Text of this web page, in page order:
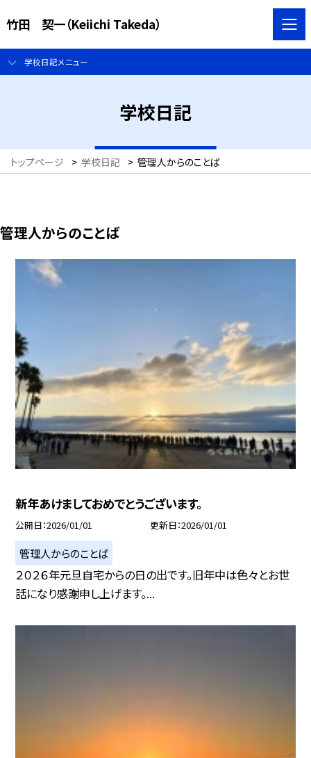
竹田 契一（Keiichi Takeda）
学校日記メニュー
学校日記
トップページ > 学校日記 > 管理人からのことば
管理人からのことば
新年あけましておめでとうございます。
公開日 2026/01/01 更新日 2026/01/01
管理人からのことば
２０２６年元旦自宅からの日の出です。旧年中は色々とお世
話になり感謝申し上げます。...